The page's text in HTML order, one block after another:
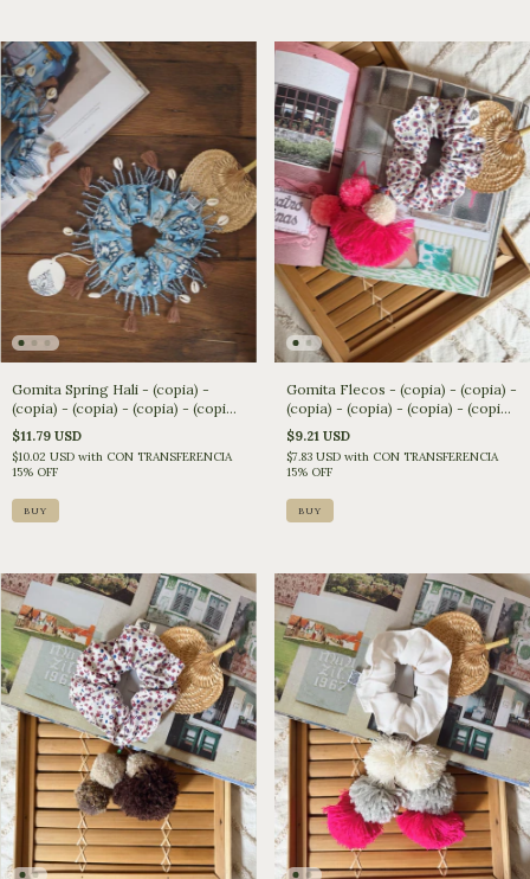
Gomita Spring Hali - (copia) -
(copia) - (copia) - (copia) - (copia)
- (copia) - (copia)
$11.79 USD
$10.02 USD with CON TRANSFERENCIA
15% OFF
Gomita Flecos - (copia) - (copia) -
(copia) - (copia) - (copia) - (copia)
- (copia)
$9.21 USD
$7.83 USD with CON TRANSFERENCIA
15% OFF